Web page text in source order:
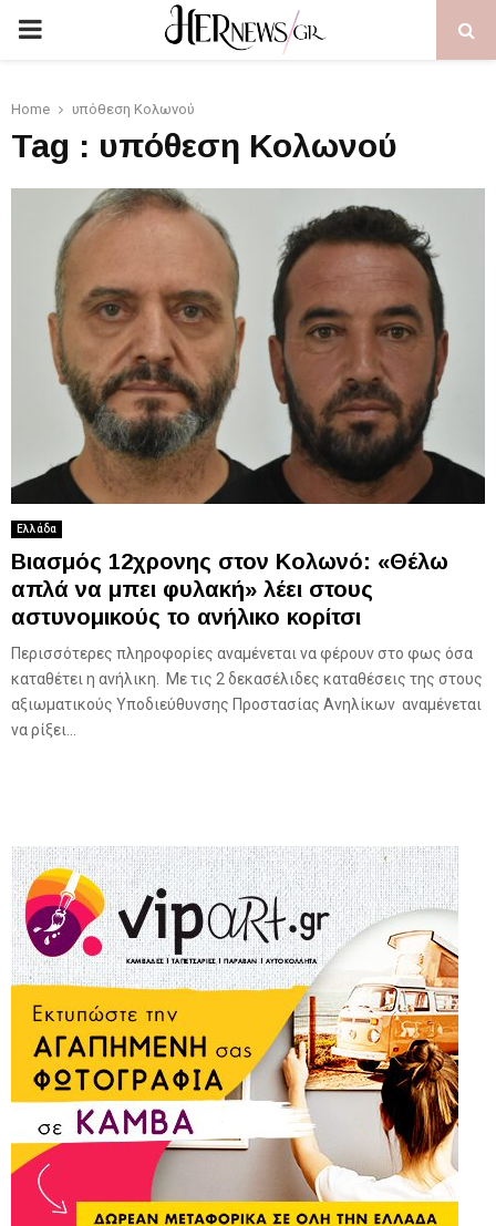
PRIMARY
Home υπόθεση Κολωνού
Tag : υπόθεση Κολωνού
Ελλάδα
Βιασμός 12χρονης στον Κολωνό: «Θέλω
απλά να μπει φυλακή» λέει στους
αστυνομικούς το ανήλικο κορίτσι
Περισσότερες πληροφορίες αναμένεται να φέρουν στο φως όσα
καταθέτει η ανήλικη. Με τις 2 δεκασέλιδες καταθέσεις της στους
αξιωματικούς Υποδιεύθυνσης Προστασίας Ανηλίκων αναμένεται
να ρίξει...